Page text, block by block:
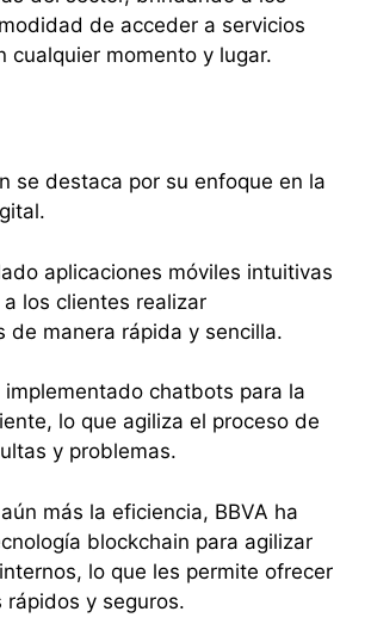
de acceder a servicios
cualquier momento y lugar.
se destaca por su enfoque en la
aplicaciones móviles intuitivas
los clientes realizar
de manera rápida y sencilla.
chatbots para la
lo que agiliza el proceso de
y problemas.
más la eficiencia, BBVA ha
blockchain para agilizar
lo que les permite ofrecer
rápidos y seguros.